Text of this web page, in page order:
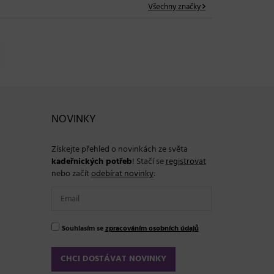
Všechny značky
NOVINKY
Získejte přehled o novinkách ze světa
kadeřnických potřeb! Stačí seregistrovat
nebo začítodebírat novinky:
Souhlasím sezpracováním osobních údajů